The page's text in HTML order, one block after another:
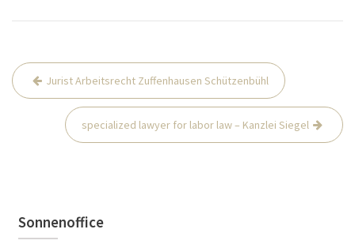
Beitrags-
Navigation
Jurist Arbeitsrecht Zuffenhausen Schützenbühl
specialized lawyer for labor law – Kanzlei Siegel
Sonnenoffice